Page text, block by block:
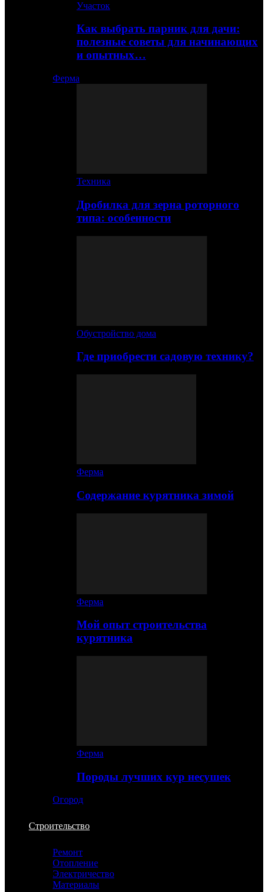
Участок
Как выбрать парник для дачи:
полезные советы для начинающих
и опытных…
Ферма
Техника
Дробилка для зерна роторного
типа: особенности
Обустройство дома
Где приобрести садовую технику?
Ферма
Содержание курятника зимой
Ферма
Мой опыт строительства
курятника
Ферма
Породы лучших кур несушек
Огород
Строительство
Ремонт
Отопление
Электричество
Материалы